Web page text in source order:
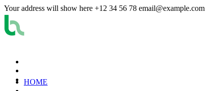
Your address will show here +12 34 56 78 email@example.com
HOME